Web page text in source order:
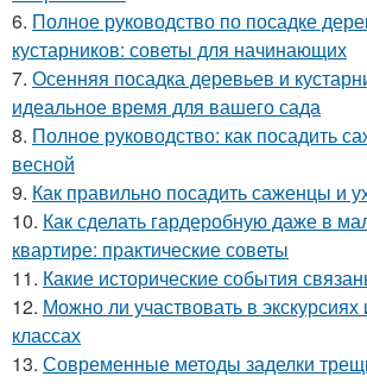
6. Полное руководство по посадке
кустарников: советы для начинающих
7. Осенняя посадка деревьев и
идеальное время для вашего сада
8. Полное руководство: как посадить
весной
9. Как правильно посадить саженцы и
10. Как сделать гардеробную даже в
квартире: практические советы
11. Какие исторические события
12. Можно ли участвовать в
классах
13. Современные методы заделки